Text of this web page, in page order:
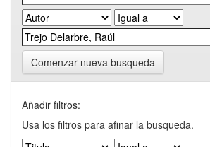
Comenzar nueva busqueda
Añadir filtros:
Usa los filtros para afinar la busqueda.